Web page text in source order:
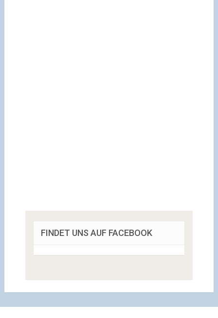
FINDET UNS AUF FACEBOOK